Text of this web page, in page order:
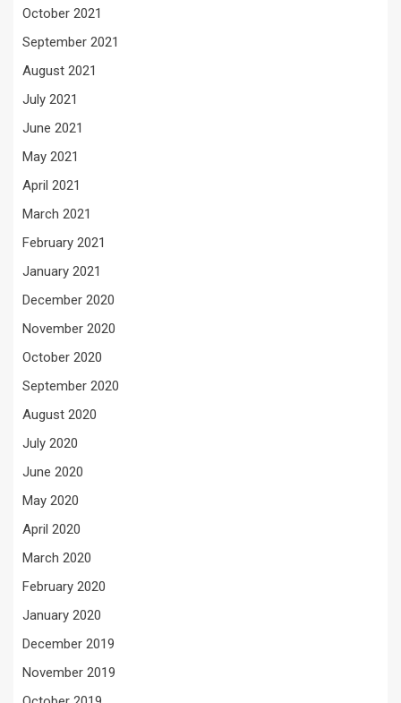
October 2021
September 2021
August 2021
July 2021
June 2021
May 2021
April 2021
March 2021
February 2021
January 2021
December 2020
November 2020
October 2020
September 2020
August 2020
July 2020
June 2020
May 2020
April 2020
March 2020
February 2020
January 2020
December 2019
November 2019